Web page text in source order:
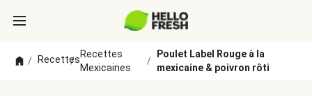
/ Recettes
/
Recettes
Mexicaines
/
Poulet Label Rouge à la
mexicaine & poivron rôti